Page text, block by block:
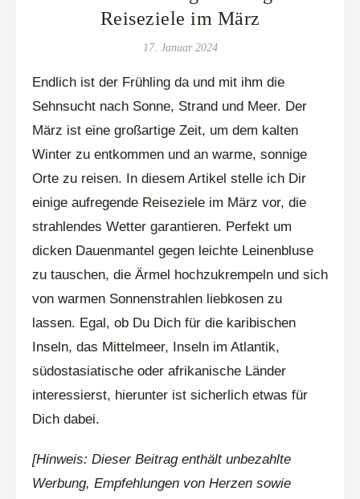
Reiseziele im März
17. Januar 2024
Endlich ist der Frühling da und mit ihm die
Sehnsucht nach Sonne, Strand und Meer. Der
März ist eine großartige Zeit, um dem kalten
Winter zu entkommen und an warme, sonnige
Orte zu reisen. In diesem Artikel stelle ich Dir
einige aufregende Reiseziele im März vor, die
strahlendes Wetter garantieren. Perfekt um
dicken Dauenmantel gegen leichte Leinenbluse
zu tauschen, die Ärmel hochzukrempeln und sich
von warmen Sonnenstrahlen liebkosen zu
lassen. Egal, ob Du Dich für die karibischen
Inseln, das Mittelmeer, Inseln im Atlantik,
südostasiatische oder afrikanische Länder
interessierst, hierunter ist sicherlich etwas für
Dich dabei.
[Hinweis: Dieser Beitrag enthält unbezahlte
Werbung, Empfehlungen von Herzen sowie